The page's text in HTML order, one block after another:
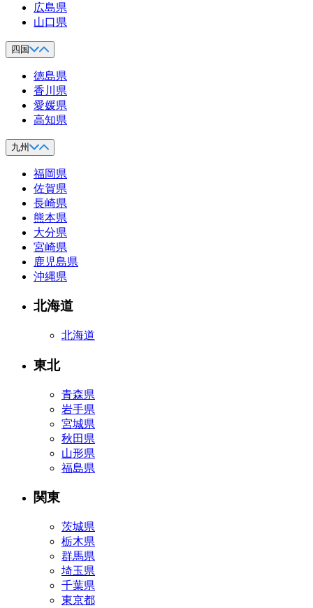
広島県
山口県
四国
徳島県
香川県
愛媛県
高知県
九州
福岡県
佐賀県
長崎県
熊本県
大分県
宮崎県
鹿児島県
沖縄県
北海道
北海道
東北
青森県
岩手県
宮城県
秋田県
山形県
福島県
関東
茨城県
栃木県
群馬県
埼玉県
千葉県
東京都